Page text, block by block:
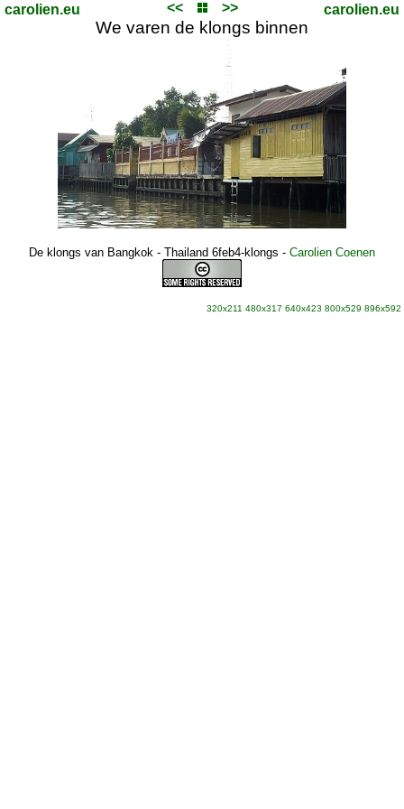
carolien.eu << >> carolien.eu
We varen de klongs binnen
De klongs van Bangkok - Thailand 6feb4-klongs - Carolien Coenen
320x211 480x317 640x423 800x529 896x592